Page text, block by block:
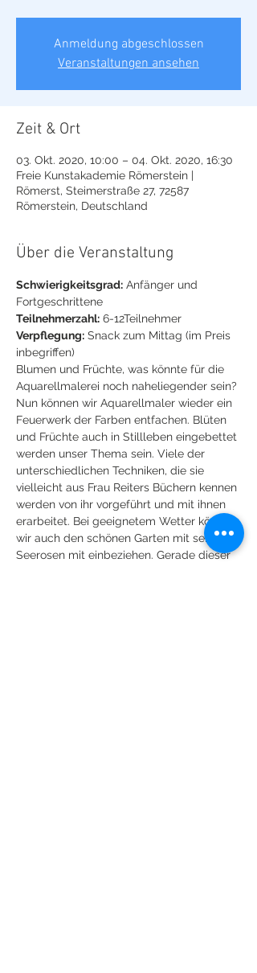
Anmeldung abgeschlossen
Veranstaltungen ansehen
Zeit & Ort
03. Okt. 2020, 10:00 – 04. Okt. 2020, 16:30
Freie Kunstakademie Römerstein |
Römerst, Steimerstraße 27, 72587
Römerstein, Deutschland
Über die Veranstaltung
Schwierigkeitsgrad: Anfänger und
Fortgeschrittene
Teilnehmerzahl: 6-12Teilnehmer
Verpflegung: Snack zum Mittag (im Preis
inbegriffen)
Blumen und Früchte, was könnte für die
Aquarellmalerei noch naheliegender sein?
Nun können wir Aquarellmaler wieder ein
Feuerwerk der Farben entfachen. Blüten
und Früchte auch in Stillleben eingebettet
werden unser Thema sein. Viele der
unterschiedlichen Techniken, die sie
vielleicht aus Frau Reiters Büchern kennen
werden von ihr vorgeführt und mit ihnen
erarbeitet. Bei geeignetem Wetter können
wir auch den schönen Garten mit seinen
Seerosen mit einbeziehen. Gerade dieser